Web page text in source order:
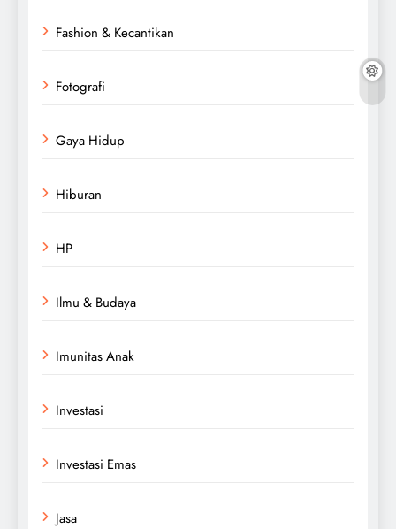
Fashion & Kecantikan
Fotografi
Gaya Hidup
Hiburan
HP
Ilmu & Budaya
Imunitas Anak
Investasi
Investasi Emas
Jasa